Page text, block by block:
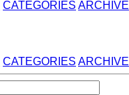
CATEGORIES ARCHIVE
CATEGORIES ARCHIVE